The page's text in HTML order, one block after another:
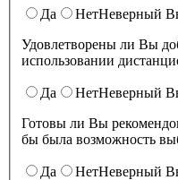
Да НетНеверный
Удовлетворены ли Вы доброжелательностью, вежливостью работников культурно-досугового центра "Губернский" при
использовании
Да НетНеверный
Готовы ли Вы рекомендовать культурно-
бы была возможность
Да НетНеверный